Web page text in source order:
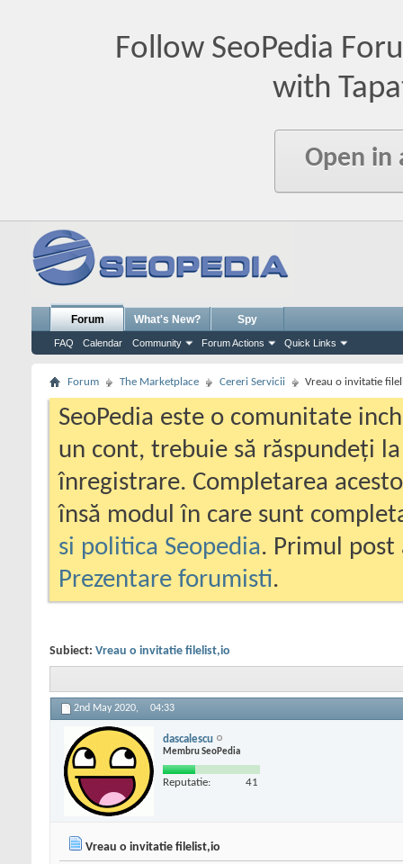
Follow SeoPedia
with
Open in
Forum
FAQ Calendar Community Forum Actions Quick Links
What's New? Spy
Forum The Marketplace Cereri Servicii Vreau o invitatie
SeoPedia este o comunitate
un cont, trebuie să răspundeți
înregistrare. Completarea
însă modul în care sunt
si politica Seopedia. Primul
Prezentare forumisti.
Subiect: Vreau o invitatie filelist,io
2nd May 2020, 04:33
dascalescu
Membru SeoPedia
Reputatie: 41
Vreau o invitatie filelist,io